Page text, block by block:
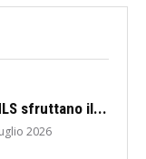
sfruttano il...
2026